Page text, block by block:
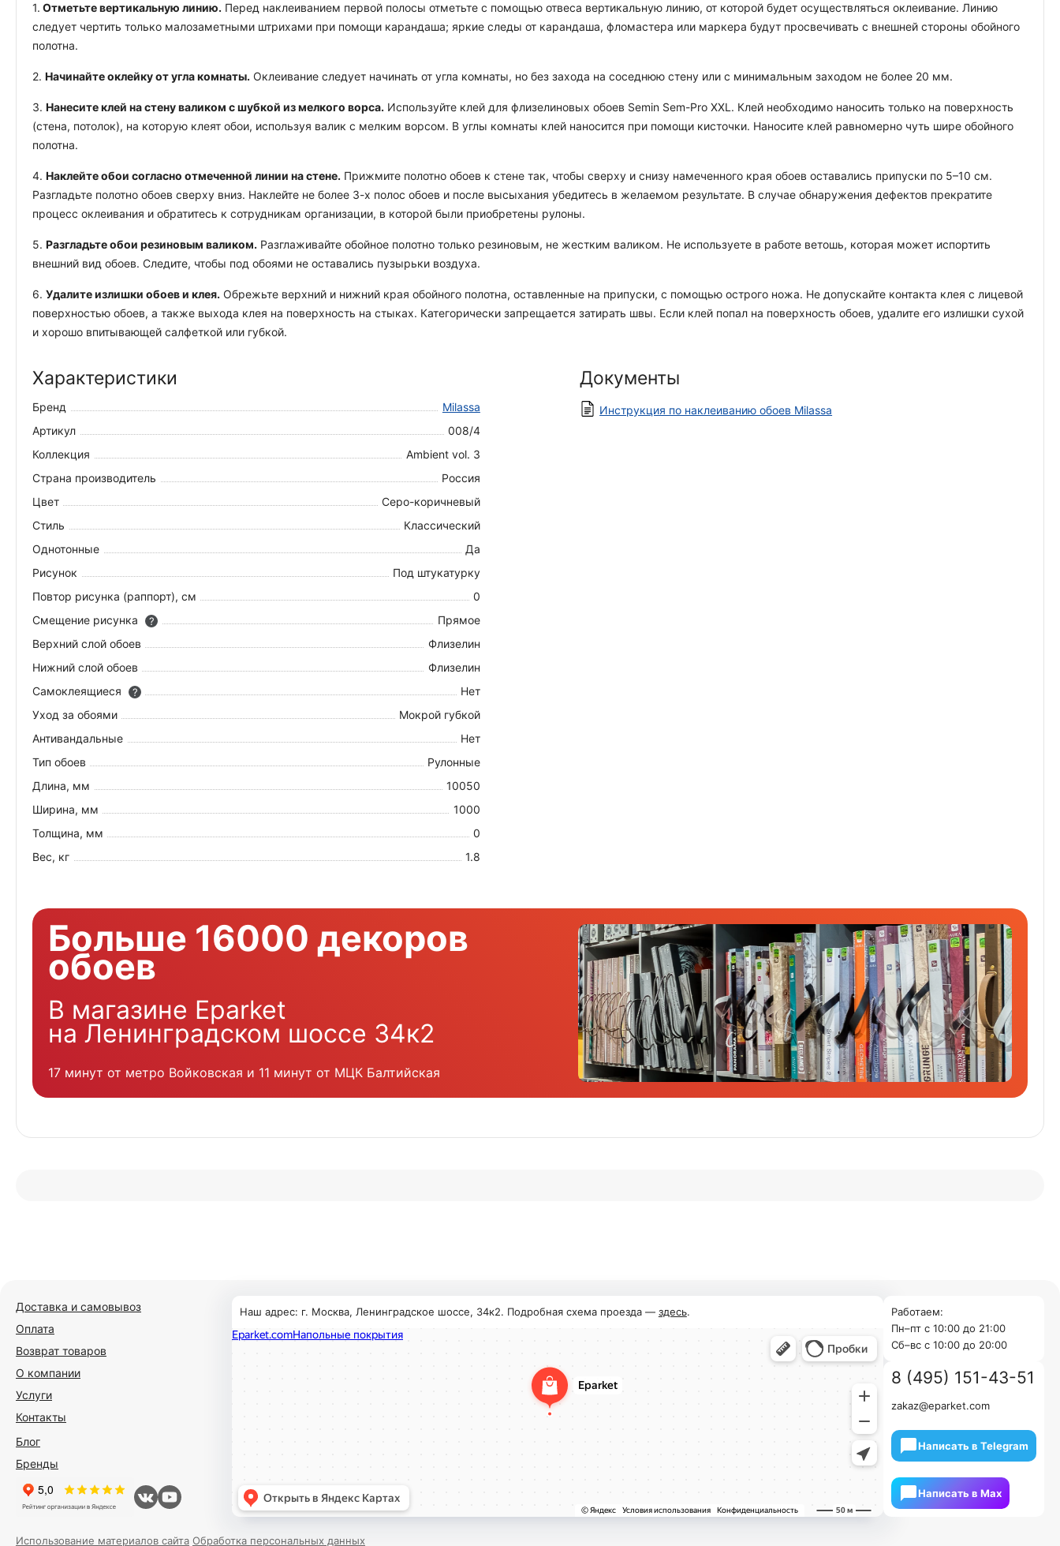
1. Отметьте вертикальную линию. Перед наклеиванием первой полосы отметьте с помощью отвеса вертикальную линию, от которой будет осуществляться оклеивание. Линию
следует чертить только малозаметными штрихами при помощи карандаша; яркие следы от карандаша, фломастера или маркера будут просвечивать с внешней стороны обойного
полотна.
2. Начинайте оклейку от угла комнаты. Оклеивание следует начинать от угла комнаты, но без захода на соседнюю стену или с минимальным заходом не более 20 мм.
3. Нанесите клей на стену валиком с шубкой из мелкого ворса. Используйте клей для флизелиновых обоев Semin Sem-Pro XXL. Клей необходимо наносить только на поверхность
(стена, потолок), на которую клеят обои, используя валик с мелким ворсом. В углы комнаты клей наносится при помощи кисточки. Наносите клей равномерно чуть шире обойного
полотна.
4. Наклейте обои согласно отмеченной линии на стене. Прижмите полотно обоев к стене так, чтобы сверху и снизу намеченного края обоев оставались припуски по 5–10 см.
Разгладьте полотно обоев сверху вниз. Наклейте не более 3-х полос обоев и после высыхания убедитесь в желаемом результате. В случае обнаружения дефектов прекратите
процесс оклеивания и обратитесь к сотрудникам организации, в которой были приобретены рулоны.
5. Разгладьте обои резиновым валиком. Разглаживайте обойное полотно только резиновым, не жестким валиком. Не используете в работе ветошь, которая может испортить
внешний вид обоев. Следите, чтобы под обоями не оставались пузырьки воздуха.
6. Удалите излишки обоев и клея. Обрежьте верхний и нижний края обойного полотна, оставленные на припуски, с помощью острого ножа. Не допускайте контакта клея с лицевой
поверхностью обоев, а также выхода клея на поверхность на стыках. Категорически запрещается затирать швы. Если клей попал на поверхность обоев, удалите его излишки сухой
и хорошо впитывающей салфеткой или губкой.
Характеристики
Бренд
Milassa
Артикул
008/4
Коллекция
Ambient vol. 3
Страна производитель
Россия
Цвет
Серо-коричневый
Стиль
Классический
Однотонные
Да
Рисунок
Под штукатурку
Повтор рисунка (раппорт), см
0
Смещение рисунка
?
Прямое
Верхний слой обоев
Флизелин
Нижний слой обоев
Флизелин
Самоклеящиеся
?
Нет
Уход за обоями
Мокрой губкой
Антивандальные
Нет
Тип обоев
Рулонные
Длина, мм
10050
Ширина, мм
1000
Толщина, мм
0
Вес, кг
1.8
Документы
Инструкция по наклеиванию обоев Milassa
Больше 16000 декоров
обоев
В магазине Eparket
на Ленинградском шоссе 34к2
17 минут от метро Войковская и 11 минут от МЦК Балтийская
Доставка и самовывоз
Оплата
Возврат товаров
О компании
Услуги
Контакты
Блог
Бренды
Наш адрес: г. Москва, Ленинградское шоссе, 34к2. Подробная схема проезда — здесь.
Работаем:
Пн–пт с 10:00 до 21:00
Cб–вс с 10:00 до 20:00
8 (495) 151-43-51
zakaz@eparket.com
Написать в Telegram
Написать в Мах
Использование материалов сайта Обработка персональных данных